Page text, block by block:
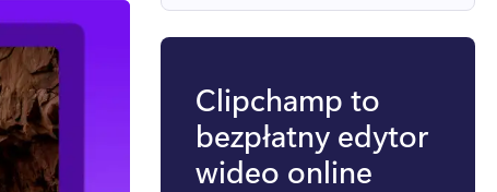
Clipchamp to
bezpłatny edytor
wideo online